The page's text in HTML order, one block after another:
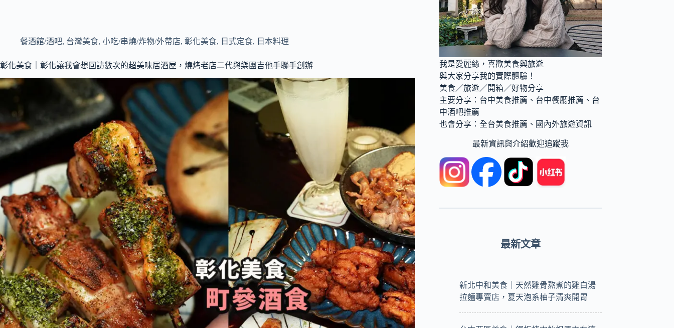
餐酒館/酒吧, 台灣美食, 小吃/串燒/炸物/外帶店, 彰化美食, 日式定食, 日本料理
彰化美食｜彰化讓我會想回訪數次的超美味居酒屋，燒烤老店二代與樂團吉他手聯手創辦
我是愛麗絲，喜歡美食與旅遊
與大家分享我的實際體驗！
美食／旅遊／開箱／好物分享
主要分享：台中美食推薦、台中餐廳推薦、台
中酒吧推薦
也會分享：全台美食推薦、國內外旅遊資訊
最新資訊與介紹歡迎追蹤我
最新文章
新北中和美食｜天然雞骨熬煮的雞白湯
拉麵專賣店，夏天泡系柚子清爽開胃